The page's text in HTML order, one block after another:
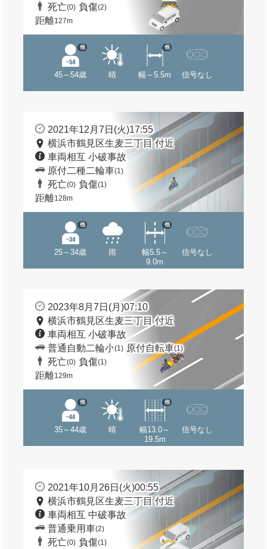
死亡(0) 負傷(2)
距離127m
45～54歳
他
晴 幅～5.5m
他
信号なし
2021年12月7日(火)17:55
横浜市鶴見区生麦三丁目 付近
車両相互 小破事故
原付二種二輪車(1)
死亡(0) 負傷(1)
距離128m
25～34歳
他
雨
幅5.5～
9.0m
他
信号なし
2023年8月7日(月)07:10
横浜市鶴見区生麦三丁目 付近
車両相互 小破事故
普通自動二輪小(1) 原付自転車(1)
死亡(0) 負傷(1)
距離129m
35～44歳
他
晴
幅13.0～
19.5m
他
信号なし
2021年10月26日(火)00:55
横浜市鶴見区生麦三丁目 付近
車両相互 中破事故
普通乗用車(2)
死亡(0) 負傷(1)